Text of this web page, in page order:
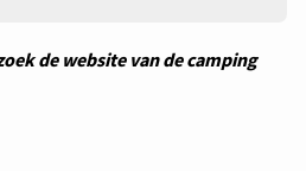
de website van de camping